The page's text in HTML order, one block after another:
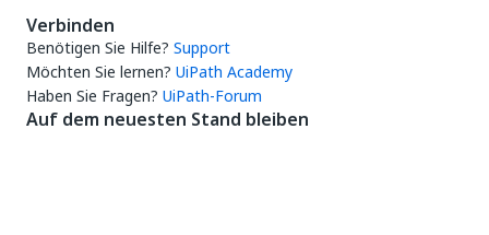
Verbinden
Benötigen Sie Hilfe? Support
Möchten Sie lernen? UiPath Academy
Haben Sie Fragen? UiPath-Forum
Auf dem neuesten Stand bleiben